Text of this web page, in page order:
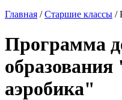
Главная /Старшие классы /
Программа
аэробика"